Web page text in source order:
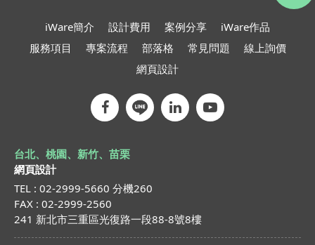
iWare簡介 設計費用 案例分享
iWare作品
服務項目
專案流程 部落格 常見問題
線上詢價
網頁設計
台北、桃園、新竹、苗栗
網頁設計
TEL : 02-2999-5660 分機260
FAX : 02-2999-2560
241 新北市三重區光復路一段88-8號8樓